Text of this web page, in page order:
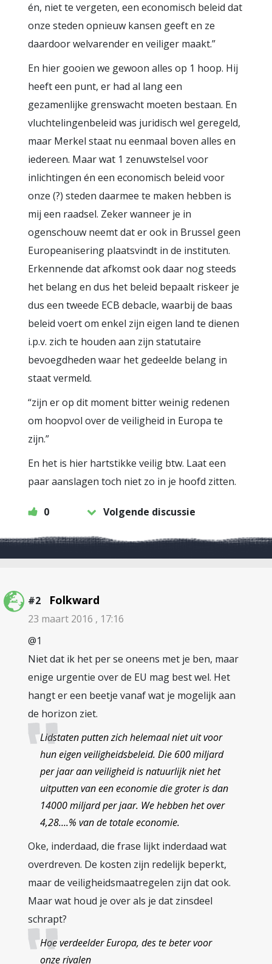
én, niet te vergeten, een economisch beleid dat
onze steden opnieuw kansen geeft en ze
daardoor welvarender en veiliger maakt.”
En hier gooien we gewoon alles op 1 hoop. Hij
heeft een punt, er had al lang een
gezamenlijke grenswacht moeten bestaan. En
vluchtelingenbeleid was juridisch wel geregeld,
maar Merkel staat nu eenmaal boven alles en
iedereen. Maar wat 1 zenuwstelsel voor
inlichtingen én een economisch beleid voor
onze (?) steden daarmee te maken hebben is
mij een raadsel. Zeker wanneer je in
ogenschouw neemt dat er ook in Brussel geen
Europeanisering plaatsvindt in de instituten.
Erkennende dat afkomst ook daar nog steeds
het belang en dus het beleid bepaalt riskeer je
dus een tweede ECB debacle, waarbij de baas
beleid voert om enkel zijn eigen land te dienen
i.p.v. zich te houden aan zijn statutaire
bevoegdheden waar het gedeelde belang in
staat vermeld.
“zijn er op dit moment bitter weinig redenen
om hoopvol over de veiligheid in Europa te
zijn.”
En het is hier hartstikke veilig btw. Laat een
paar aanslagen toch niet zo in je hoofd zitten.
0 Volgende discussie
#2 Folkward
23 maart 2016 , 17:16
@1
Niet dat ik het per se oneens met je ben, maar
enige urgentie over de EU mag best wel. Het
hangt er een beetje vanaf wat je mogelijk aan
de horizon ziet.
Lidstaten putten zich helemaal niet uit voor
hun eigen veiligheidsbeleid. Die 600 miljard
per jaar aan veiligheid is natuurlijk niet het
uitputten van een economie die groter is dan
14000 miljard per jaar. We hebben het over
4,28….% van de totale economie.
Oke, inderdaad, die frase lijkt inderdaad wat
overdreven. De kosten zijn redelijk beperkt,
maar de veiligheidsmaatregelen zijn dat ook.
Maar wat houd je over als je dat zinsdeel
schrapt?
Hoe verdeelder Europa, des te beter voor
onze rivalen